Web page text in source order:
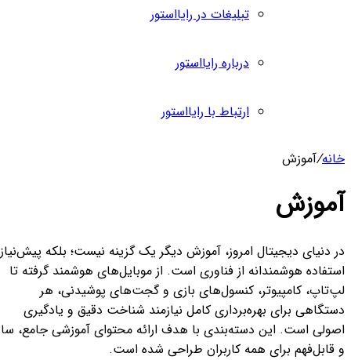
تبلیغات در رایااستور
درباره رایااستور
ارتباط با رایااستور
/آموزش
دنیای دیجیتال امروز، آموزش دیگر یک گزینه نیست؛ بلکه پیش‌نیاز
هوشمندانه از فناوری است. از موبایل‌های هوشمند گرفته تا
کامپیوتر، کنسول‌های بازی و گجت‌های پوشیدنی، هر
برای بهره‌برداری کامل نیازمند شناخت دقیق و یادگیری
است. این دسته‌بندی با هدف ارائه محتوای آموزشی جامع، ساده
قابل‌فهم برای همه کاربران طراحی شده است.